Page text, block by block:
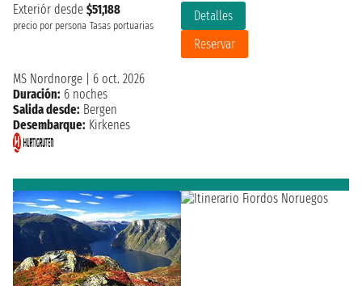
Exteriór desde $51,188
precio por persona Tasas portuarias
Detalles
Reservar
MS Nordnorge
6 oct. 2026
Duración: 6 noches
Salida desde: Bergen
Desembarque: Kirkenes